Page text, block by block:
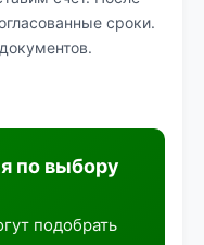
сроки.
по выбору
подобрать